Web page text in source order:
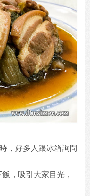
時，好多人跟冰箱詢問
，吸引大家目光，